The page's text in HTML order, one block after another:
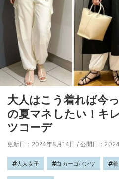
大人はこう着れば今
の夏マネしたい！キ
ツコーデ
更新日：2024年8月14日 / 公開日：
大人女子 白カーゴパンツ 着